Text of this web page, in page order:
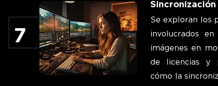
Sincronización
Se exploran los
involucrados
imágenes en
de licencias y
cómo la
7